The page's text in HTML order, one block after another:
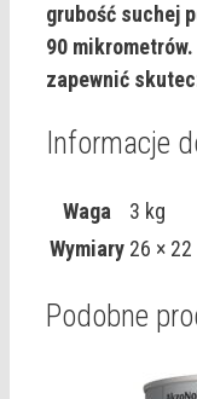
grubość suchej
90
zapewnić
Informacje
Waga
3 kg
Wymiary 26 ×
Podobne